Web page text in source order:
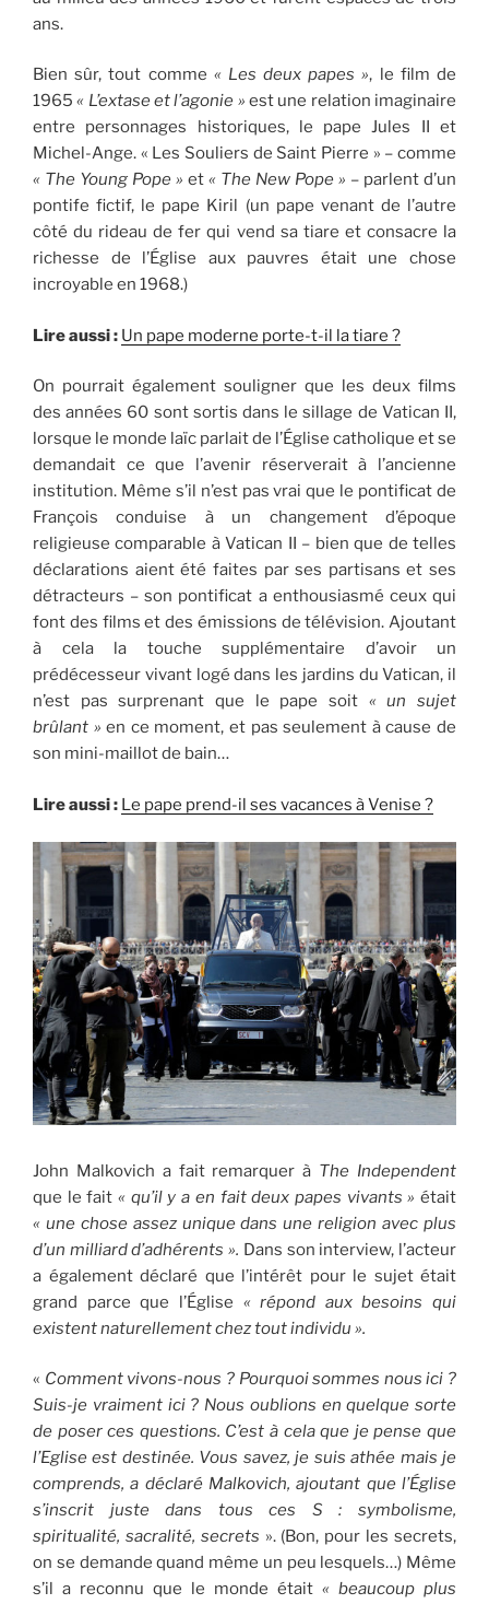
ans.
Bien sûr, tout comme « Les deux papes », le film de
1965« L’extase et l’agonie » est une relation imaginaire
entre personnages historiques, le pape Jules II et
Michel-Ange. « Les Souliers de Saint Pierre » – comme
« The Young Pope » et « The New Pope » – parlent d’un
pontife fictif, le pape Kiril (un pape venant de l’autre
côté du rideau de fer qui vend sa tiare et consacre la
richesse de l’Église aux pauvres était une chose
incroyable en 1968.)
Lire aussi : Un pape moderne porte-t-il la tiare ?
On pourrait également souligner que les deux films
des années 60 sont sortis dans le sillage de Vatican II,
lorsque le monde laïc parlait de l’Église catholique et se
demandait ce que l’avenir réserverait à l’ancienne
institution. Même s’il n’est pas vrai que le pontificat de
François conduise à un changement d’époque
religieuse comparable à Vatican II – bien que de telles
déclarations aient été faites par ses partisans et ses
détracteurs – son pontificat a enthousiasmé ceux qui
font des films et des émissions de télévision. Ajoutant
à cela la touche supplémentaire d’avoir un
prédécesseur vivant logé dans les jardins du Vatican, il
n’est pas surprenant que le pape soit « un sujet
brûlant » en ce moment, et pas seulement à cause de
son mini-maillot de bain…
Lire aussi : Le pape prend-il ses vacances à Venise ?
John Malkovich a fait remarquer à The Independent
que le fait« qu’il y a en fait deux papes vivants » était
« une chose assez unique dans une religion avec plus
d’un milliard d’adhérents ». Dans son interview, l’acteur
a également déclaré que l’intérêt pour le sujet était
grand parce que l’Église « répond aux besoins qui
existent naturellement chez tout individu ».
« Comment vivons-nous ? Pourquoi sommes nous ici ?
Suis-je vraiment ici ? Nous oublions en quelque sorte
de poser ces questions. C’est à cela que je pense que
l’Eglise est destinée. Vous savez, je suis athée mais je
comprends, a déclaré Malkovich, ajoutant que l’Église
s’inscrit juste dans tous ces S : symbolisme,
spiritualité, sacralité, secrets ». (Bon, pour les secrets,
on se demande quand même un peu lesquels…) Même
s’il a reconnu que le monde était « beaucoup plus